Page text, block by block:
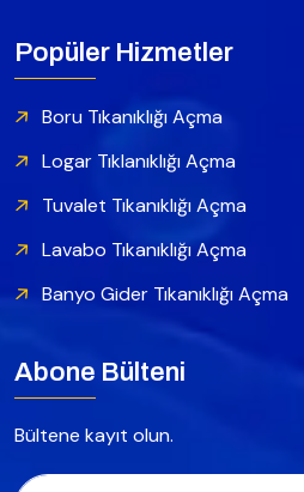
Popüler Hizmetler
Boru Tıkanıklığı Açma
Logar Tıklanıklığı Açma
Tuvalet Tıkanıklığı Açma
Lavabo Tıkanıklığı Açma
Banyo Gider Tıkanıklığı Açma
Abone Bülteni
Bültene kayıt olun.